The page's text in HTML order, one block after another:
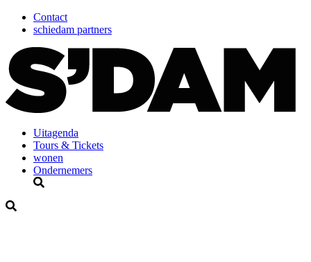
Contact
schiedam partners
Uitagenda
Tours & Tickets
wonen
Ondernemers